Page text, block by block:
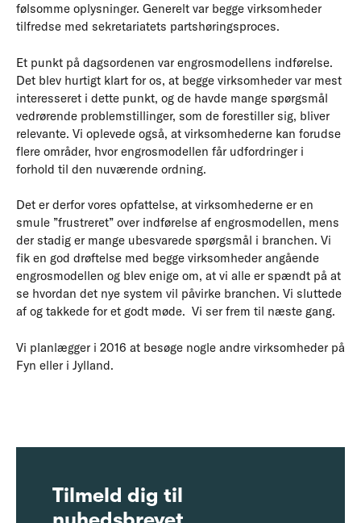
følsomme oplysninger. Generelt var begge virksomheder
tilfredse med sekretariatets partshøringsproces.
Et punkt på dagsordenen var engrosmodellens indførelse.
Det blev hurtigt klart for os, at begge virksomheder var mest
interesseret i dette punkt, og de havde mange spørgsmål
vedrørende problemstillinger, som de forestiller sig, bliver
relevante. Vi oplevede også, at virksomhederne kan forudse
flere områder, hvor engrosmodellen får udfordringer i
forhold til den nuværende ordning.
Det er derfor vores opfattelse, at virksomhederne er en
smule ”frustreret” over indførelse af engrosmodellen, mens
der stadig er mange ubesvarede spørgsmål i branchen. Vi
fik en god drøftelse med begge virksomheder angående
engrosmodellen og blev enige om, at vi alle er spændt på at
se hvordan det nye system vil påvirke branchen. Vi sluttede
af og takkede for et godt møde. Vi ser frem til næste gang.
Vi planlægger i 2016 at besøge nogle andre virksomheder på
Fyn eller i Jylland.
Tilmeld dig til